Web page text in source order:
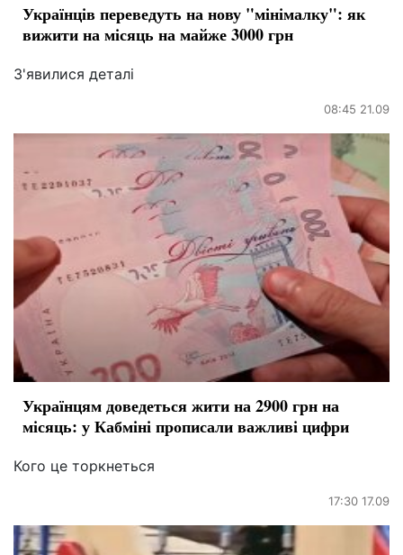
Українців переведуть на нову "мінімалку": як
вижити на місяць на майже 3000 грн
З'явилися деталі
08:45 21.09
Українцям доведеться жити на 2900 грн на
місяць: у Кабміні прописали важливі цифри
Кого це торкнеться
17:30 17.09